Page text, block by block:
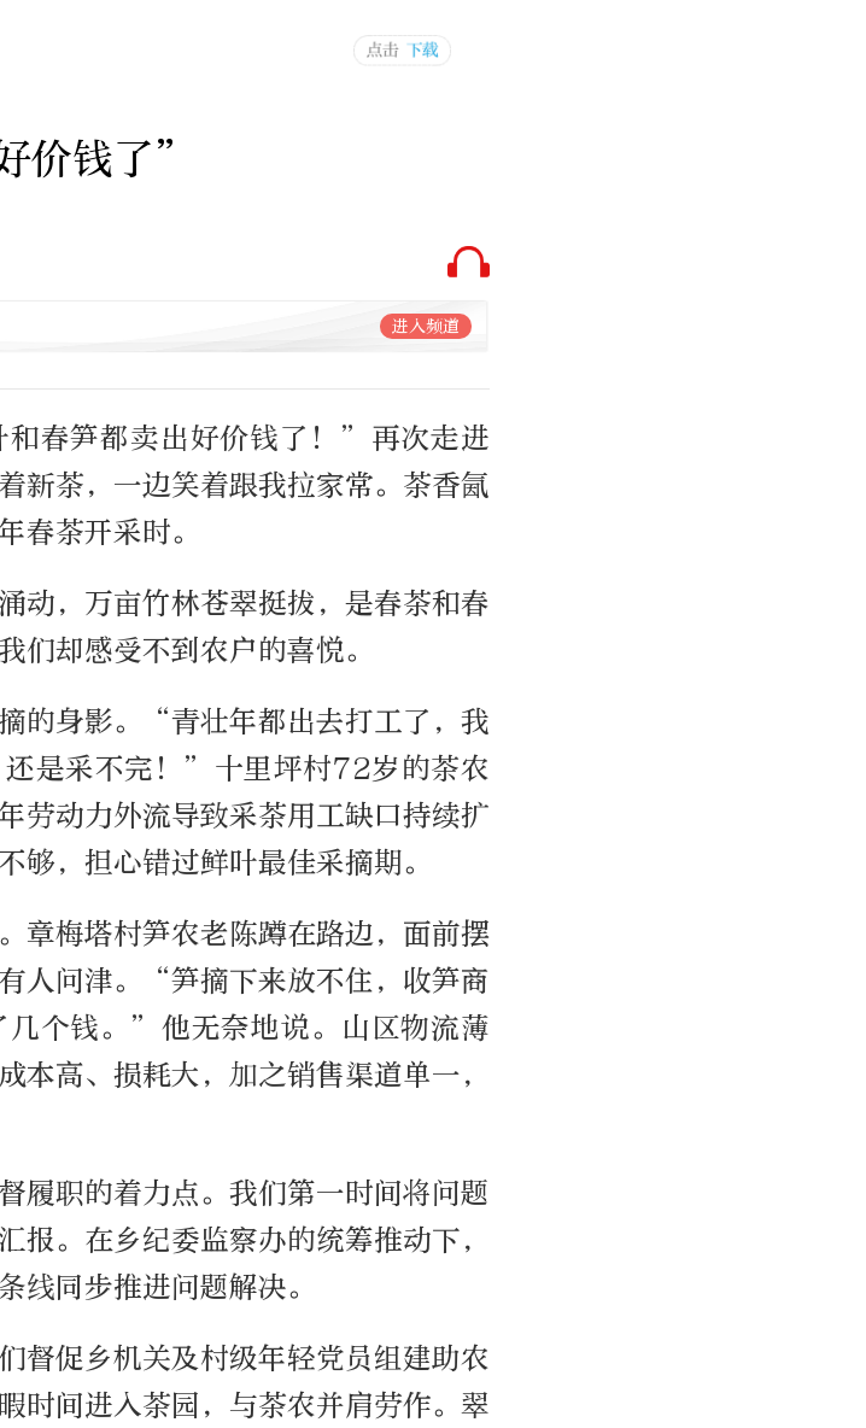
价钱了”
进入频道
和春笋都卖出好价钱了！”再次走进
新茶，一边笑着跟我拉家常。茶香氤
春茶开采时。
动，万亩竹林苍翠挺拔，是春茶和春
们却感受不到农户的喜悦。
的身影。“青壮年都出去打工了，我
是采不完！”十里坪村72岁的茶农
劳动力外流导致采茶用工缺口持续扩
够，担心错过鲜叶最佳采摘期。
章梅塔村笋农老陈蹲在路边，面前摆
人问津。“笋摘下来放不住，收笋商
几个钱。”他无奈地说。山区物流薄
本高、损耗大，加之销售渠道单一，
履职的着力点。我们第一时间将问题
报。在乡纪委监察办的统筹推动下，
线同步推进问题解决。
督促乡机关及村级年轻党员组建助农
时间进入茶园，与茶农并肩劳作。翠